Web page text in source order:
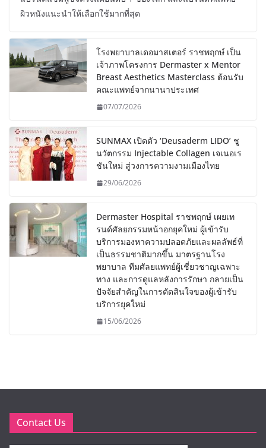
ผิวหนังแนะนำให้เลือกใช้มากที่สุด
โรงพยาบาลเดอมาสเตอร์ ราชพฤกษ์ เป็น
เจ้าภาพโครงการ Dermaster x Mentor
Breast Aesthetics Masterclass ต้อนรับ
คณะแพทย์จากนานาประเทศ
07/07/2026
SUNMAX เปิดตัว ‘Deusaderm LIDO’ ชู
นวัตกรรม Injectable Collagen เจเนอเร
ชันใหม่ สู่วงการความงามเมืองไทย
29/06/2026
Dermaster Hospital ราชพฤกษ์ เผยเท
รนด์ศัลยกรรมหน้าอกยุคใหม่ ผู้เข้ารับ
บริการมองหาความปลอดภัยและผลลัพธ์ที่
เป็นธรรมชาติมากขึ้น มาตรฐานโรง
พยาบาล ทีมศัลยแพทย์ผู้เชี่ยวชาญเฉพาะ
ทาง และการดูแลหลังการรักษา กลายเป็น
ปัจจัยสำคัญในการตัดสินใจของผู้เข้ารับ
บริการยุคใหม่
15/06/2026
Contact Us